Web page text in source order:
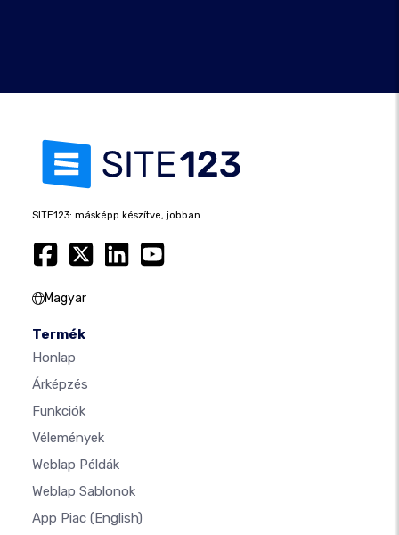
SITE123: másképp készítve, jobban
Magyar
Termék
Honlap
Árképzés
Funkciók
Vélemények
Weblap Példák
Weblap Sablonok
App Piac (English)